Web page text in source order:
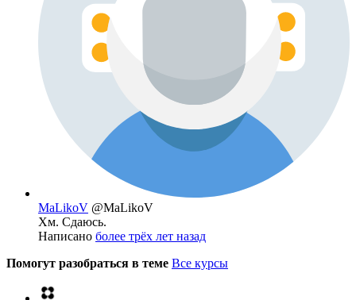
MaLikoV @MaLikoV
Хм. Сдаюсь.
Написано более трёх лет назад
Помогут разобраться в теме Все курсы